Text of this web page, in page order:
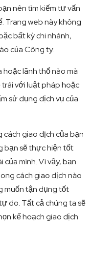
nên tìm kiếm tư vấn
Trang web này không
bất kỳ chi nhánh,
của Công ty.
lãnh thổ nào mà
với luật pháp hoặc
sử dụng dịch vụ của
cách giao dịch của bạn
bạn sẽ thực hiện tốt
mình. Vì vậy, bạn
cách giao dịch nào
muốn tận dụng tốt
do. Tất cả chúng ta sẽ
kế hoạch giao dịch